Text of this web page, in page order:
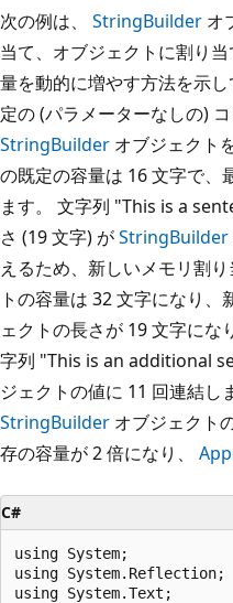
次の例は、 StringBuilder オ
当て、オブジェクトに割り
量を動的に増やす方法を示
定の (パラメーターなしの)
StringBuilder オブジェクト
の既定の容量は 16 文字で、
ます。 文字列 "This is a
さ (19 文字) がStringBuilder
えるため、新しいメモリ割
トの容量は 32 文字になり
ェクトの長さが 19 文字にな
字列 "This is an additional
ジェクトの値に 11 回連結し
StringBuilder オブジェクト
存の容量が 2 倍になり、
C#
using System;
using System.Reflection;
using System.Text;